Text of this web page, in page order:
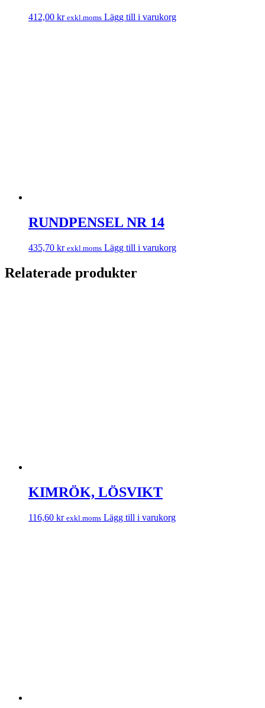
412,00 kr exkl.moms Lägg till i varukorg
RUNDPENSEL NR 14
435,70 kr exkl.moms Lägg till i varukorg
Relaterade produkter
KIMRÖK, LÖSVIKT
116,60 kr exkl.moms Lägg till i varukorg